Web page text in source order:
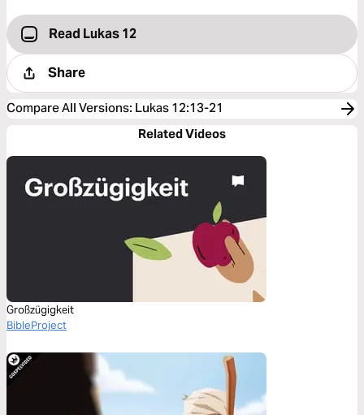
Read Lukas 12
Share
Compare All Versions: Lukas 12:13-21
Related Videos
Großzügigkeit
BibleProject